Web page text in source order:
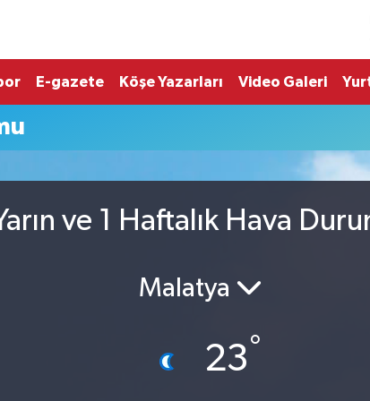
E-gazete Köşe Yazarları Video Galeri
ve 1 Haftalık Hava
Malatya
23°